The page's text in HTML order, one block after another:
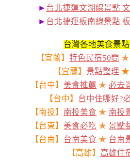
► 台北捷運文湖線景點
► 台北捷運板南線景點
台灣各地美食景
【宜蘭】 特色民宿50間 ★
【宜蘭】 景點整理 ★
【台中】 美食推薦 ★ 必去
【台中】 台中住哪好?
【南投】 南投美食 ★ 南投
【台東】 美食必吃 ★ 景點
【台南】 台南美食 ★ 台南
【高雄】 高雄住